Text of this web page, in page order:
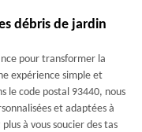
débris de jardin
pour transformer la
expérience simple et
le code postal 93440, nous
et adaptées à
à vous soucier des tas